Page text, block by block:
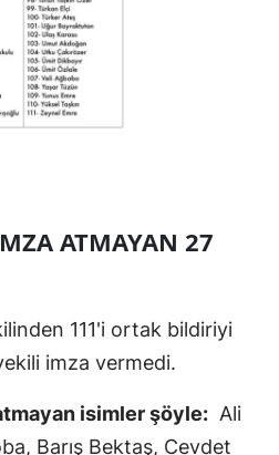
ATMAYAN 27
111'i ortak bildiriyi
imza vermedi.
isimler şöyle: Ali
Barış Bektaş, Cevdet